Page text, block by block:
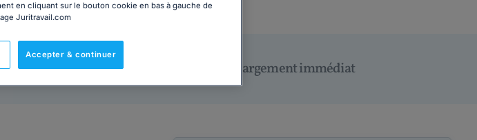
à l'emploi Téléchargement immédiat
en cliquant sur le bouton cookie en bas à gauche de
Juritravail.com
Accepter & continuer